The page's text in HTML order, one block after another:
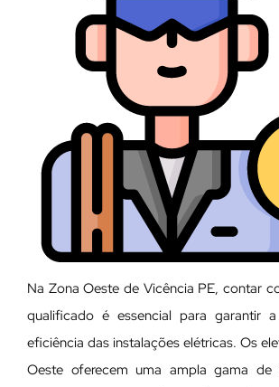
Na Zona Oeste de Vicência PE, contar
qualificado é essencial para garantir
eficiência das instalações elétricas. Os
Oeste oferecem uma ampla gama de